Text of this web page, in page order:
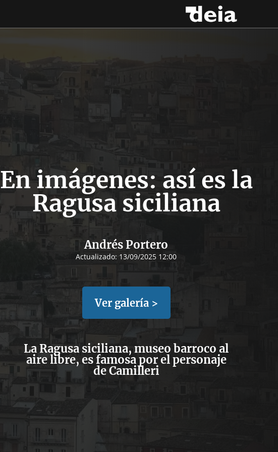
En imágenes: así es la
Ragusa siciliana
Andrés Portero
Actualizado: 13/09/2025 12:00
Ver galería >
La Ragusa siciliana, museo barroco al
aire libre, es famosa por el personaje
de Camilleri